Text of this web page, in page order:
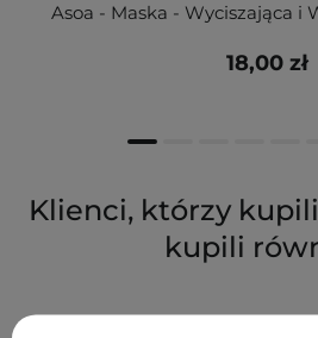
Asoa - Maska - Wyciszająca i
18,00 zł
Klienci, którzy
kupili